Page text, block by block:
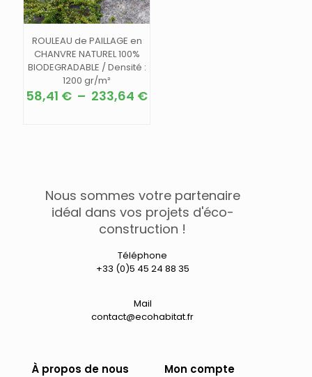
ROULEAU de PAILLAGE en
CHANVRE NATUREL 100%
BIODEGRADABLE / Densité :
1200 gr/m²
58,41 € – 233,64 €Plage
options
peuvent
être
choisies
page
Nous sommes votre partenaire
idéal dans vos projets d'éco-
construction !
Téléphone
+33 (0)5 45 24 88 35
Mail
contact@ecohabitat.fr
À propos de nous
Mon compte